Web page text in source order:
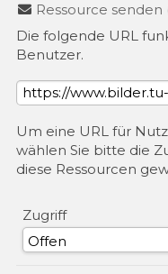
Ressource senden
Die folgende URL
Benutzer.
Um eine URL für
wählen Sie bitte die
diese Ressourcen
Zugriff